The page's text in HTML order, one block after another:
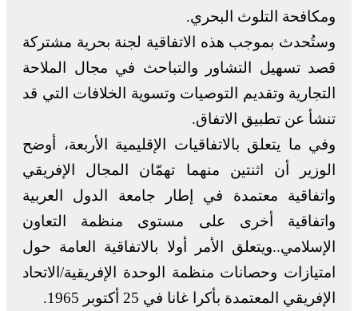
ومكافحة التلوث البحري.
وستُحدث بموجب هذه الاتفاقية لجنة بحرية مشتركة
قصد تسهيل التشاور والتباحث في مجال الملاحة
التجارية وتقديم التوصيات وتسوية الخلافات التي قد
تنشأ عن تطبيق الاتفاق.
وفي ما يتعلق بالاتفاقيات الإقليمية الأربعة، أوضح
الوزير أن اثنتين منهما تهمّان المجال الإفريقي
واتفاقية معتمدة في إطار جامعة الدول العربية
واتفاقية أخرى على مستوى منظمة التعاون
الإسلامي..ويتعلق الأمر أولا بالاتفاقية العامة حول
امتيازات وحصانات منظمة الوحدة الإفريقية/الاتحاد
الإفريقي المعتمدة بأكرا غانا في 25 أكتوبر 1965.